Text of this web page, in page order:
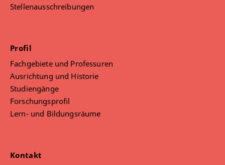
Stellenausschreibungen
Profil
Fachgebiete und Professuren
Ausrichtung und Historie
Studiengänge
Forschungsprofil
Lern- und Bildungsräume
Kontakt